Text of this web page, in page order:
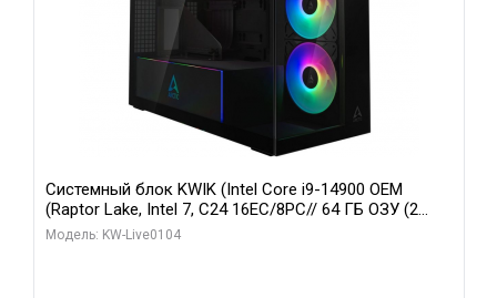
Системный блок KWIK (Intel Core i9-14900 OEM
(Raptor Lake, Intel 7, C24 16EC/8PC// 64 ГБ ОЗУ (2
модуля)/ Afox RTX4090 24GB GDDR6X 384-Bit 3xDP
Модель: KW-Live0104